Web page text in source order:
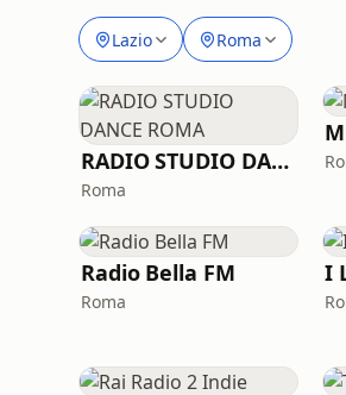
Lazio Roma
RADIO STUDIO DANCE ROMA
Roma
Radio Bella FM
Roma
I